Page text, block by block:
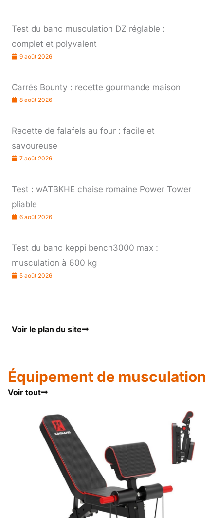
Test du banc musculation DZ réglable :
complet et polyvalent
9 août 2026
Carrés Bounty : recette gourmande maison
8 août 2026
Recette de falafels au four : facile et
savoureuse
7 août 2026
Test : wATBKHE chaise romaine Power Tower
pliable
6 août 2026
Test du banc keppi bench3000 max :
musculation à 600 kg
5 août 2026
Voir le plan du site
Équipement de musculation
Voir tout